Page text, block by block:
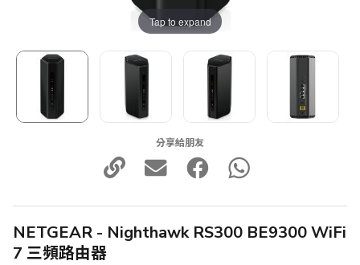
Tap to expand
分享給朋友
NETGEAR - Nighthawk RS300 BE9300 WiFi
7 三頻路由器